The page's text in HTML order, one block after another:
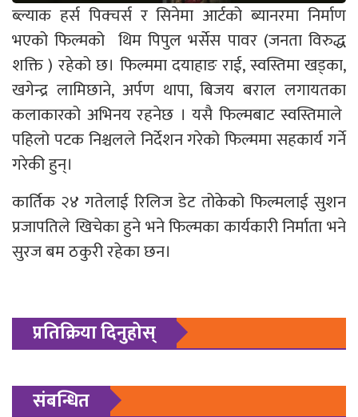
ब्ल्याक हर्स पिक्चर्स र सिनेमा आर्टको ब्यानरमा निर्माण
भएको फिल्मको थिम पिपुल भर्सेस पावर (जनता विरुद्ध
शक्ति ) रहेको छ। फिल्ममा दयाहाङ राई, स्वस्तिमा खड्का,
खगेन्द्र लामिछाने, अर्पण थापा, बिजय बराल लगायतका
कलाकारको अभिनय रहनेछ । यसै फिल्मबाट स्वस्तिमाले
पहिलो पटक निश्चलले निर्देशन गरेको फिल्ममा सहकार्य गर्ने
गरेकी हुन्।
कार्तिक २४ गतेलाई रिलिज डेट तोकेको फिल्मलाई सुशन
प्रजापतिले खिचेका हुने भने फिल्मका कार्यकारी निर्माता भने
सुरज बम ठकुरी रहेका छन।
प्रतिक्रिया दिनुहोस्
संबन्धित